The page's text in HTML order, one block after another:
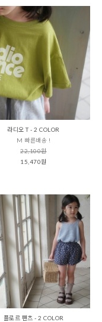
라디오 T - 2 COLOR
M 빠른배송 !
22,100원
15,470원
플로르 팬츠 - 2 COLOR